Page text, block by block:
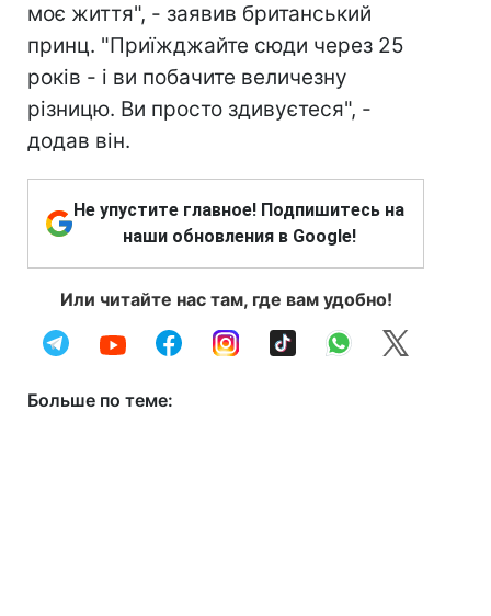
моє життя", - заявив британський
принц. "Приїжджайте сюди через 25
років - і ви побачите величезну
різницю. Ви просто здивуєтеся", -
додав він.
Не упустите главное! Подпишитесь на
наши обновления в Google!
Или читайте нас там, где вам удобно!
Больше по теме: